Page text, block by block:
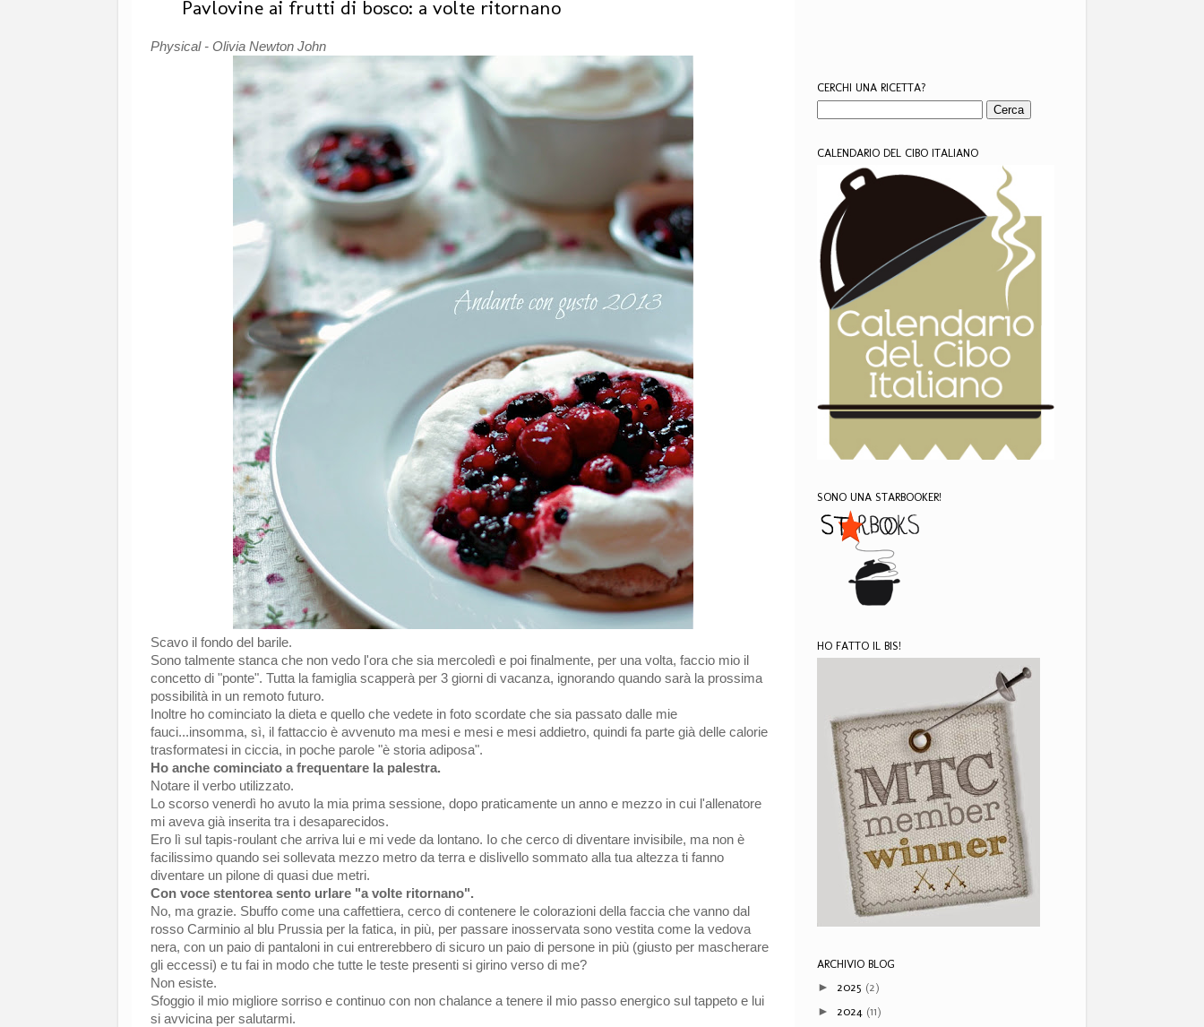
Pavlovine ai frutti di bosco: a volte ritornano
Physical - Olivia Newton John
Scavo il fondo del barile.
Sono talmente stanca che non vedo l'ora che sia mercoledì e poi finalmente, per una volta, faccio mio il
concetto di "ponte". Tutta la famiglia scapperà per 3 giorni di vacanza, ignorando quando sarà la prossima
possibilità in un remoto futuro.
Inoltre ho cominciato la dieta e quello che vedete in foto scordate che sia passato dalle mie
fauci...insomma, sì, il fattaccio è avvenuto ma mesi e mesi e mesi addietro, quindi fa parte già delle calorie
trasformatesi in ciccia, in poche parole "è storia adiposa".
Ho anche cominciato a frequentare la palestra.
Notare il verbo utilizzato.
Lo scorso venerdì ho avuto la mia prima sessione, dopo praticamente un anno e mezzo in cui l'allenatore
mi aveva già inserita tra i desaparecidos.
Ero lì sul tapis-roulant che arriva lui e mi vede da lontano. Io che cerco di diventare invisibile, ma non è
facilissimo quando sei sollevata mezzo metro da terra e dislivello sommato alla tua altezza ti fanno
diventare un pilone di quasi due metri.
Con voce stentorea sento urlare "a volte ritornano".
No, ma grazie. Sbuffo come una caffettiera, cerco di contenere le colorazioni della faccia che vanno dal
rosso Carminio al blu Prussia per la fatica, in più, per passare inosservata sono vestita come la vedova
nera, con un paio di pantaloni in cui entrerebbero di sicuro un paio di persone in più (giusto per mascherare
gli eccessi) e tu fai in modo che tutte le teste presenti si girino verso di me?
Non esiste.
Sfoggio il mio migliore sorriso e continuo con non chalance a tenere il mio passo energico sul tappeto e lui
si avvicina per salutarmi.
CERCHI UNA RICETTA?
CALENDARIO DEL CIBO ITALIANO
SONO UNA STARBOOKER!
HO FATTO IL BIS!
ARCHIVIO BLOG
► 2025 (2)
► 2024 (11)